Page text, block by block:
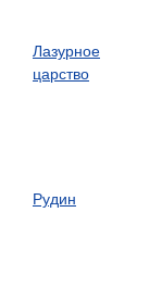
Лазурное
царство
Рудин